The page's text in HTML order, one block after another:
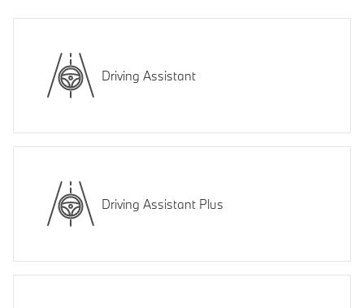
Driving Assistant
Driving Assistant Plus